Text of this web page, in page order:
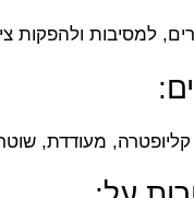
למסיבות ולהפקות
מעודדת,